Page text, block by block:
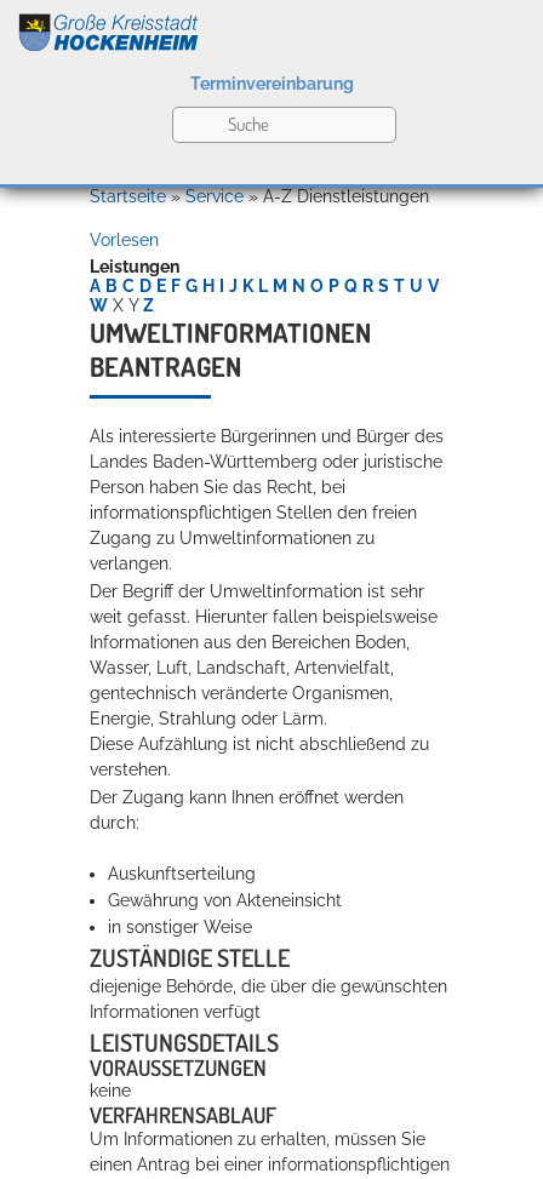
Kultur
Bildung
Wirtschaft
Rathaus
Service
Terminvereinbarung
Konzerte, Tagungen und vieles mehr
Die Stadthalle Hockenheim bietet den perfekten Standort für Events
Erleben in Hockenheim
Startseite»Service»A-Z Dienstleistungen
Vorlesen
Leistungen
A B C D E F G H J K L M N O P Q R S T U V
W X Y Z
UMWELTINFORMATIONEN
BEANTRAGEN
Als interessierte Bürgerinnen und Bürger des
Landes Baden-Württemberg oder juristische
Person haben Sie das Recht, bei
informationspflichtigen Stellen den freien
Zugang zu Umweltinformationen zu
verlangen.
Der Begriff der Umweltinformation ist sehr
weit gefasst. Hierunter fallen beispielsweise
Informationen aus den Bereichen Boden,
Wasser, Luft, Landschaft, Artenvielfalt,
gentechnisch veränderte Organismen,
Energie, Strahlung oder Lärm.
Diese Aufzählung ist nicht abschließend zu
verstehen.
Der Zugang kann Ihnen eröffnet werden
durch:
Auskunftserteilung
Gewährung von Akteneinsicht
in sonstiger Weise
ZUSTÄNDIGE STELLE
diejenige Behörde, die über die gewünschten
Informationen verfügt
LEISTUNGSDETAILS
VORAUSSETZUNGEN
keine
VERFAHRENSABLAUF
Um Informationen zu erhalten, müssen Sie
einen Antrag bei einer informationspflichtigen